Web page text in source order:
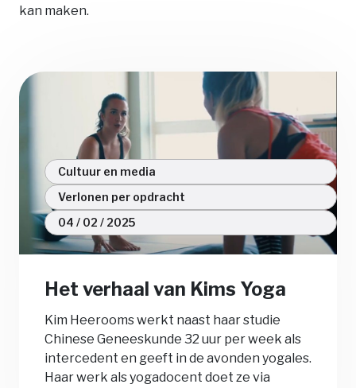
kan maken.
04 / 02 / 2025
Verlonen per opdracht
Cultuur en media
Het verhaal van Kims Yoga
Kim Heerooms werkt naast haar studie
Chinese Geneeskunde 32 uur per week als
intercedent en geeft in de avonden yogales.
Haar werk als yogadocent doet ze via